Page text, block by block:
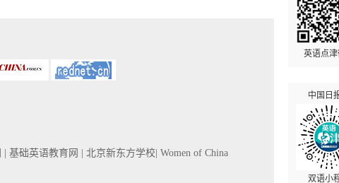
英语点
中国日
双语小
| 基础英语教育网 | 北京新东方学校 | Women of China